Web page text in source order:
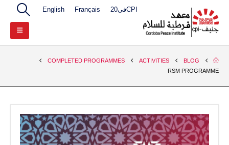
CPIفي20 Français
English
BLOG
ACTIVITIES
COMPLETED PROGRAMMES
RSM PROGRAMME